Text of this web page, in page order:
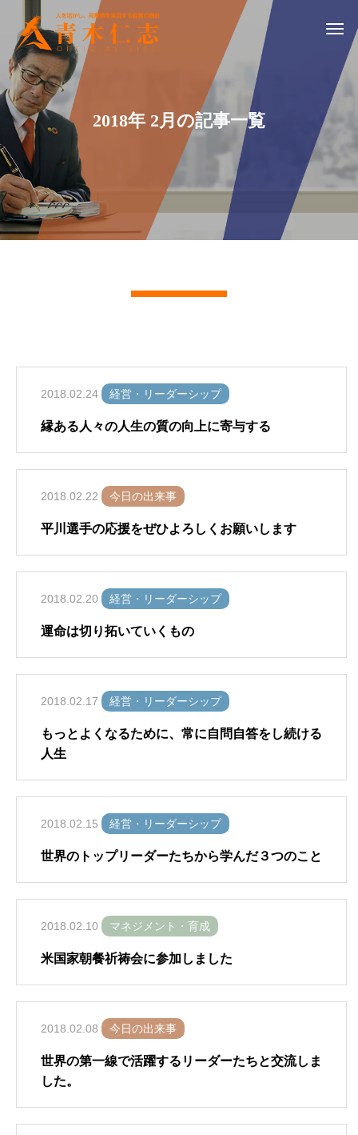
2018年 2月の記事一覧
2018.02.24 経営・リーダーシップ
縁ある人々の人生の質の向上に寄与する
2018.02.22 今日の出来事
平川選手の応援をぜひよろしくお願いします
2018.02.20 経営・リーダーシップ
運命は切り拓いていくもの
2018.02.17 経営・リーダーシップ
もっとよくなるために、常に自問自答をし続ける
人生
2018.02.15 経営・リーダーシップ
世界のトップリーダーたちから学んだ３つのこと
2018.02.10 マネジメント・育成
米国家朝餐祈祷会に参加しました
2018.02.08 今日の出来事
世界の第一線で活躍するリーダーたちと交流しま
した。